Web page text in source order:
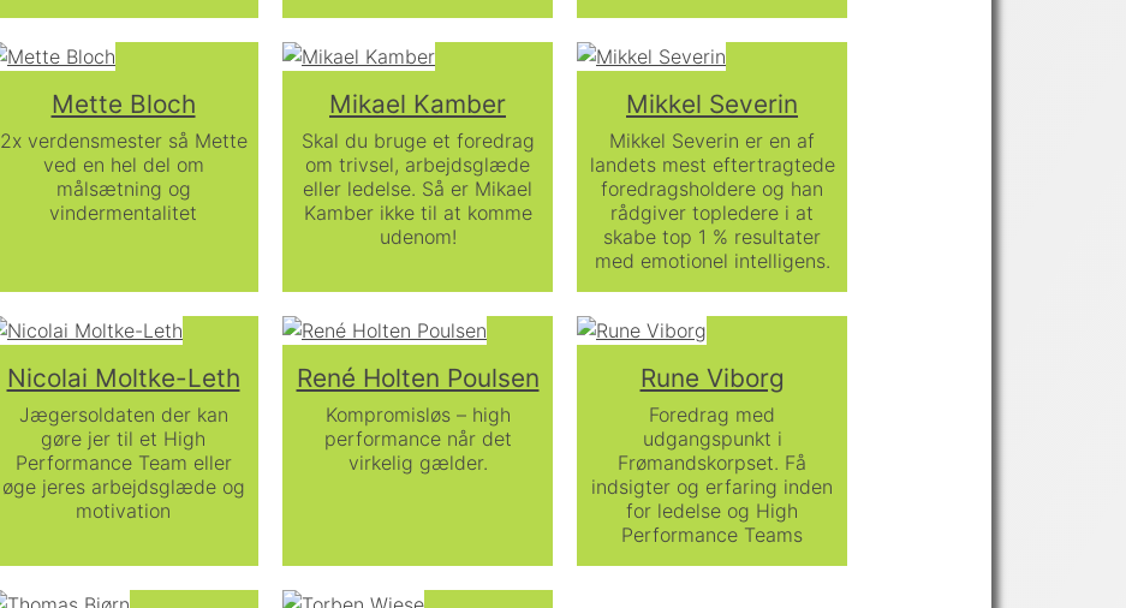
Mette Bloch
2x verdensmester så Mette
ved en hel del om
målsætning og
vindermentalitet
Mikael Kamber
Skal du bruge et foredrag
om trivsel, arbejdsglæde
eller ledelse. Så er Mikael
Kamber ikke til at komme
udenom!
Mikkel Severin
Mikkel Severin er en af
landets mest eftertragtede
foredragsholdere og han
rådgiver topledere i at
skabe top 1 % resultater
med emotionel intelligens.
Nicolai Moltke-Leth
Jægersoldaten der kan
gøre jer til et High
Performance Team eller
øge jeres arbejdsglæde og
motivation
René Holten Poulsen
Kompromisløs – high
performance når det
virkelig gælder.
Rune Viborg
Foredrag med
udgangspunkt i
Frømandskorpset. Få
indsigter og erfaring inden
for ledelse og High
Performance Teams